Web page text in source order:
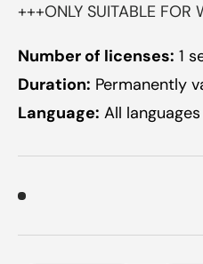
+++ONLY SUITABLE FOR
Number of licenses: 1
Duration: Permanently
Language: All languages